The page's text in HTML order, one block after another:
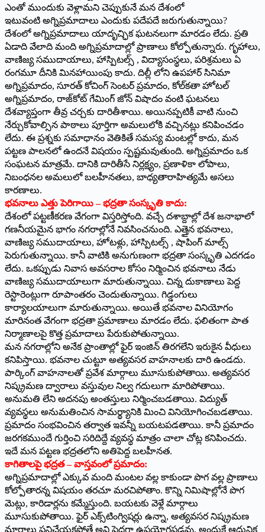
ఎంతో ముందుకు వెళ్లామని చెప్పుకునే మన దేశంలో
ఇటువంటి అగ్నిప్రమాదాలు ఎందుకు పదేపదే జరుగుతున్నాయి?
దేశంలో అగ్నిప్రమాదాలు యాదృచ్ఛిక ఘటనలుగా మారడం లేదు. ప్రతి
ఏడాది వేలాది మంది అగ్నిప్రమాదాల్లో ప్రాణాలు కోల్పోతున్నారు. గృహాలు,
వాణిజ్య సముదాయాలు, హాస్పిటల్స్ , విద్యాసంస్థలు, పరిశ్రమలు ఏ
రంగమూ దీనికి మినహాయింపు కాదు. దిల్లీ లోని ఉపహార్ సినిమా
అగ్నిప్రమాదం, సూరత్‌ కోచింగ్ సెంటర్ ప్రమాదం, కోల్‌కతా హోటల్
అగ్నిప్రమాదం, రాజ్‌కోట్ గేమింగ్ జోన్ విషాదం వంటి ఘటనలు
దేశవ్యాప్తంగా తీవ్ర చర్చకు దారితీశాయి. అయినప్పటికీ వాటి నుంచి
నేర్చుకోవాల్సిన పాఠాలు పూర్తిగా అమలులోకి వచ్చినట్లు కనిపించడం
లేదు. ఈ ప్రశ్నకు సమాధానం వెతికితే సమస్య మంటల్లో కాదు, మన
పట్టణ పాలనలో ఉందనే విషయం స్పష్టమవుతుంది. అగ్నిప్రమాదం ఒక
సంఘటన మాత్రమే. దానికి దారితీసే నిర్లక్ష్యం, ప్రణాళికా లోపాలు,
నిబంధనల అమలులో బలహీనతలు, బాధ్యతారాహిత్యమే అసలు
కారణాలు.
భవనాలు ఎత్తు పెరిగాయి – భద్రతా సంస్కృతి కాదు:
దేశంలో పట్టణీకరణ వేగంగా విస్తరిస్తోంది. వచ్చే దశాబ్దాల్లో దేశ జనాభాలో
గణనీయమైన భాగం నగరాల్లోనే నివసించనుంది. ఎత్తైన భవనాలు,
వాణిజ్య సముదాయాలు, హోటళ్లు, హాస్పిటల్స్ , షాపింగ్ మాల్స్
పెరుగుతున్నాయి. కానీ వాటికి అనుగుణంగా భద్రతా సంస్కృతి ఎదగడం
లేదు. ఒకప్పుడు నివాస అవసరాల కోసం నిర్మించిన భవనాలు నేడు
వాణిజ్య సముదాయాలుగా మారుతున్నాయి. చిన్న దుకాణాలు పెద్ద
రెస్టారెంట్లుగా రూపాంతరం చెందుతున్నాయి. గిడ్డంగులు
కార్యాలయాలుగా మారుతున్నాయి. అయితే భవనాల వినియోగం
మారినంత వేగంగా భద్రతా ప్రమాణాలు మారడం లేదు. ఫలితంగా పాత
నిర్మాణాలపై కొత్త ప్రమాదాలు పేరుకుపోతున్నాయి.
మన నగరాల్లోని అనేక ప్రాంతాల్లో ఫైర్ ఇంజిన్ తిరగలేని ఇరుకైన వీధులు
కనిపిస్తాయి. భవనాల చుట్టూ అత్యవసర వాహనాలకు దారి ఉండదు.
పార్కింగ్ వాహనాలతో ప్రవేశ మార్గాలు మూసుకుపోతాయి. అత్యవసర
నిష్క్రమణ ద్వారాలు వస్తువుల నిల్వ గదులుగా మారిపోతాయి.
అనుమతి లేని అదనపు అంతస్తులు నిర్మించబడతాయి. విద్యుత్
వ్యవస్థలు అనుమతించిన సామర్థ్యానికి మించి వినియోగించబడతాయి.
ప్రమాదం సంభవించిన తర్వాత ఇవన్నీ బయటపడతాయి. కానీ ప్రమాదం
జరగకముందే గుర్తించి సరిదిద్దే వ్యవస్థ మాత్రం చాలా చోట్ల కనిపించదు.
ఇదే మన పట్టణ భద్రతలోని అతిపెద్ద బలహీనత.
కాగితాలపై భద్రత – వాస్తవంలో ప్రమాదం:
అగ్నిప్రమాదాల్లో ఎక్కువ మంది మంటల వల్ల కాకుండా పొగ వల్ల ప్రాణాలు
కోల్పోతారన్న విషయం తరచూ మరచిపోతాం. కొన్ని నిమిషాల్లోనే పొగ
మెట్లు, కారిడార్లను కమ్మేస్తుంది. బయటకు వెళ్లే మార్గాలు
మూసుకుపోతాయి. ఫైర్ ఎక్స్‌టింగ్విషర్లు ఉన్నా, అత్యవసర నిష్క్రమణ
మార్గాలు పనిచేయకపోతే అవి పెద్దగా ఉపయోగపడవు. అందుకే ఆధునిక